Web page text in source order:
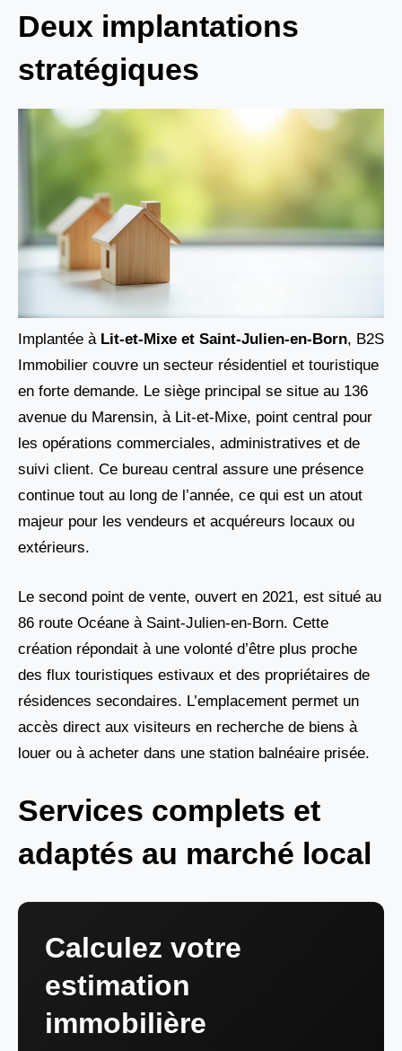
Deux implantations
stratégiques
Implantée à Lit-et-Mixe et Saint-Julien-en-Born, B2S
Immobilier couvre un secteur résidentiel et touristique
en forte demande. Le siège principal se situe au 136
avenue du Marensin, à Lit-et-Mixe, point central pour
les opérations commerciales, administratives et de
suivi client. Ce bureau central assure une présence
continue tout au long de l’année, ce qui est un atout
majeur pour les vendeurs et acquéreurs locaux ou
extérieurs.
Le second point de vente, ouvert en 2021, est situé au
86 route Océane à Saint-Julien-en-Born. Cette
création répondait à une volonté d’être plus proche
des flux touristiques estivaux et des propriétaires de
résidences secondaires. L’emplacement permet un
accès direct aux visiteurs en recherche de biens à
louer ou à acheter dans une station balnéaire prisée.
Services complets et
adaptés au marché local
Calculez votre
estimation
immobilière